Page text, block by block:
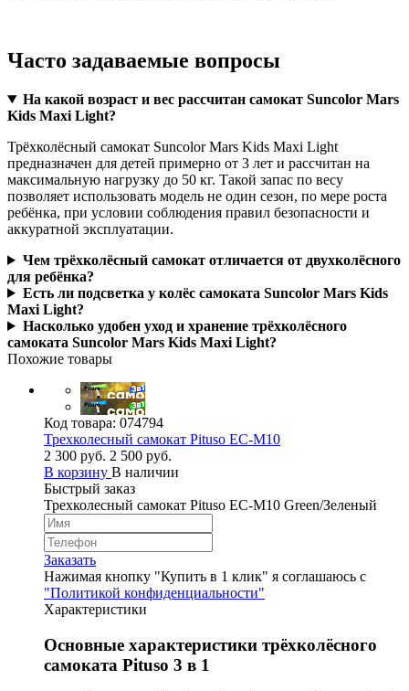
Часто задаваемые вопросы
На какой возраст и вес рассчитан самокат Suncolor Mars
Kids Maxi Light?
Трёхколёсный самокат Suncolor Mars Kids Maxi Light
предназначен для детей примерно от 3 лет и рассчитан на
максимальную нагрузку до 50 кг. Такой запас по весу
позволяет использовать модель не один сезон, по мере роста
ребёнка, при условии соблюдения правил безопасности и
аккуратной эксплуатации.
Чем трёхколёсный самокат отличается от двухколёсного
для ребёнка?
Есть ли подсветка у колёс самоката Suncolor Mars Kids
Maxi Light?
Насколько удобен уход и хранение трёхколёсного
самоката Suncolor Mars Kids Maxi Light?
Похожие товары
Код товара: 074794
Трехколесный самокат Pituso EC-M10
2 300 руб. 2 500 руб.
В корзину В наличии
Быстрый заказ
Трехколесный самокат Pituso EC-M10 Green/Зеленый
Заказать
Нажимая кнопку "Купить в 1 клик" я соглашаюсь с
"Политикой конфиденциальности"
Характеристики
Основные характеристики трёхколёсного
самоката Pituso 3 в 1